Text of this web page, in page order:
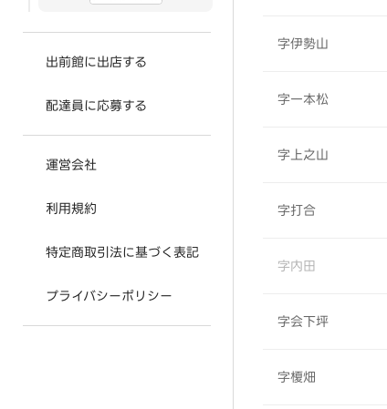
出前館に出店する
配達員に応募する
運営会社
利用規約
特定商取引法に基づく表記
プライバシーポリシー
字伊勢山
字一本松
字上之山
字打合
字内田
字会下坪
字榎畑